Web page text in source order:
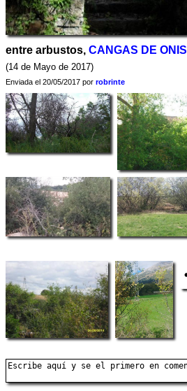
entre arbustos, CANGAS DE ONIS
(14 de Mayo de 2017)
Enviada el 20/05/2017 por robrinte